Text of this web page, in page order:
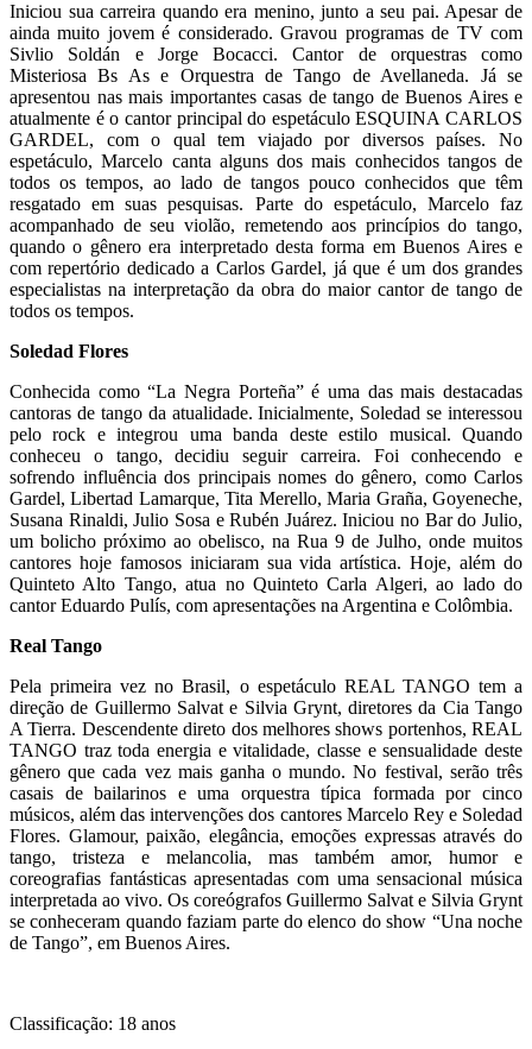
Iniciou sua carreira quando era menino, junto a seu pai. Apesar de
ainda muito jovem é considerado. Gravou programas de TV com
Sivlio Soldán e Jorge Bocacci. Cantor de orquestras como
Misteriosa Bs As e Orquestra de Tango de Avellaneda. Já se
apresentou nas mais importantes casas de tango de Buenos Aires e
atualmente é o cantor principal do espetáculo ESQUINA CARLOS
GARDEL, com o qual tem viajado por diversos países. No
espetáculo, Marcelo canta alguns dos mais conhecidos tangos de
todos os tempos, ao lado de tangos pouco conhecidos que têm
resgatado em suas pesquisas. Parte do espetáculo, Marcelo faz
acompanhado de seu violão, remetendo aos princípios do tango,
quando o gênero era interpretado desta forma em Buenos Aires e
com repertório dedicado a Carlos Gardel, já que é um dos grandes
especialistas na interpretação da obra do maior cantor de tango de
todos os tempos.
Soledad Flores
Conhecida como “La Negra Porteña” é uma das mais destacadas
cantoras de tango da atualidade. Inicialmente, Soledad se interessou
pelo rock e integrou uma banda deste estilo musical. Quando
conheceu o tango, decidiu seguir carreira. Foi conhecendo e
sofrendo influência dos principais nomes do gênero, como Carlos
Gardel, Libertad Lamarque, Tita Merello, Maria Graña, Goyeneche,
Susana Rinaldi, Julio Sosa e Rubén Juárez. Iniciou no Bar do Julio,
um bolicho próximo ao obelisco, na Rua 9 de Julho, onde muitos
cantores hoje famosos iniciaram sua vida artística. Hoje, além do
Quinteto Alto Tango, atua no Quinteto Carla Algeri, ao lado do
cantor Eduardo Pulís, com apresentações na Argentina e Colômbia.
Real Tango
Pela primeira vez no Brasil, o espetáculo REAL TANGO tem a
direção de Guillermo Salvat e Silvia Grynt, diretores da Cia Tango
A Tierra. Descendente direto dos melhores shows portenhos, REAL
TANGO traz toda energia e vitalidade, classe e sensualidade deste
gênero que cada vez mais ganha o mundo. No festival, serão três
casais de bailarinos e uma orquestra típica formada por cinco
músicos, além das intervenções dos cantores Marcelo Rey e Soledad
Flores. Glamour, paixão, elegância, emoções expressas através do
tango, tristeza e melancolia, mas também amor, humor e
coreografias fantásticas apresentadas com uma sensacional música
interpretada ao vivo. Os coreógrafos Guillermo Salvat e Silvia Grynt
se conheceram quando faziam parte do elenco do show “Una noche
de Tango”, em Buenos Aires.
Classificação: 18 anos